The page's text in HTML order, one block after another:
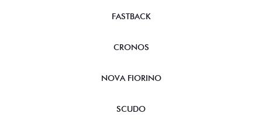
FASTBACK
CRONOS
NOVA FIORINO
SCUDO